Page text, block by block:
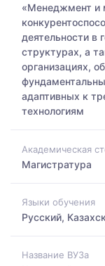
«Менеджмент и
деятельности в
структурах, а
организациях,
адаптивных к
технологиям
Академическая
Магистратура
Языки обучения
Русский,
Название ВУЗа